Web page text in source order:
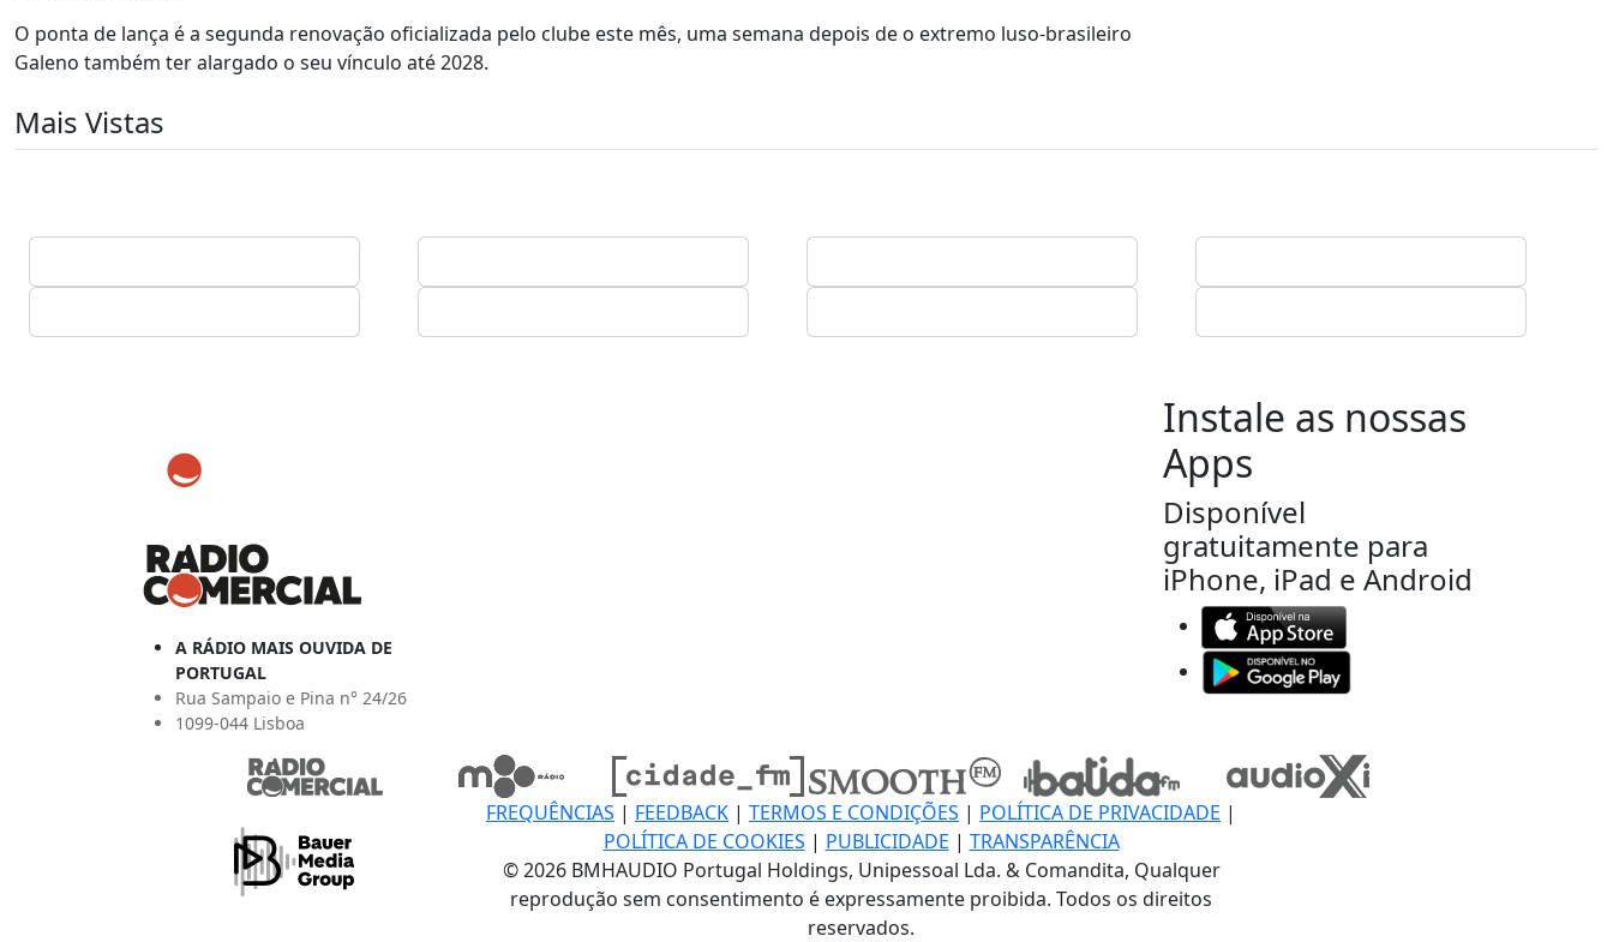
O ponta de lança é a segunda renovação oficializada pelo clube este mês, uma semana depois de o extremo luso-brasileiro
Galeno também ter alargado o seu vínculo até 2028.
Mais Vistas
A RÁDIO MAIS OUVIDA DE
PORTUGAL
Rua Sampaio e Pina n° 24/26
1099-044 Lisboa
Instale as nossas
Apps
Disponível
gratuitamente para
iPhone, iPad e Android
FREQUÊNCIAS | FEEDBACK | TERMOS E CONDIÇÕES | POLÍTICA DE PRIVACIDADE |
POLÍTICA DE COOKIES | PUBLICIDADE | TRANSPARÊNCIA
© 2026 BMHAUDIO Portugal Holdings, Unipessoal Lda. & Comandita, Qualquer
reprodução sem consentimento é expressamente proibida. Todos os direitos
reservados.